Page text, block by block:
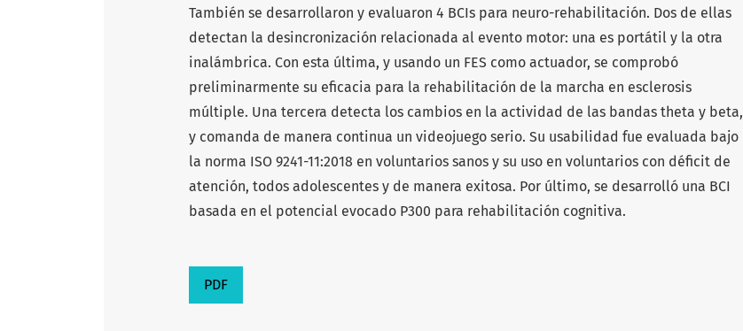
También se desarrollaron y evaluaron 4 BCIs para neuro-rehabilitación. Dos de ellas
detectan la desincronización relacionada al evento motor: una es portátil y la otra
inalámbrica. Con esta última, y usando un FES como actuador, se comprobó
preliminarmente su eficacia para la rehabilitación de la marcha en esclerosis
múltiple. Una tercera detecta los cambios en la actividad de las bandas theta y beta,
y comanda de manera continua un videojuego serio. Su usabilidad fue evaluada bajo
la norma ISO 9241-11:2018 en voluntarios sanos y su uso en voluntarios con déficit de
atención, todos adolescentes y de manera exitosa. Por último, se desarrolló una BCI
basada en el potencial evocado P300 para rehabilitación cognitiva.
PDF